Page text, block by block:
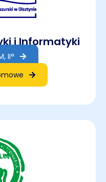
i Informatyki
II°